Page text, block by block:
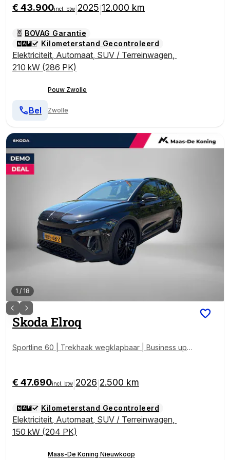
€ 43.900incl. btw 2025 12.000 km
BOVAG Garantie
Kilometerstand Gecontroleerd
Elektriciteit, Automaat, SUV / Terreinwagen,
210 kW (286 PK)
Pouw Zwolle
Zwolle
Bel
1 / 18
SkodaElroq
Sportline 60 | Trekhaak wegklapbaar | Business upg
€ 47.690incl. btw 2026 2.500 km
Kilometerstand Gecontroleerd
Elektriciteit, Automaat, SUV / Terreinwagen,
150 kW (204 PK)
Maas-De Koning Nieuwkoop